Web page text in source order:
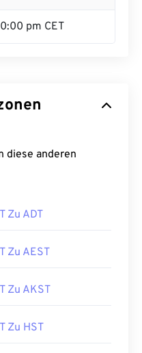
pm CET
diese anderen
Zu ADT
Zu AEST
Zu AKST
Zu HST